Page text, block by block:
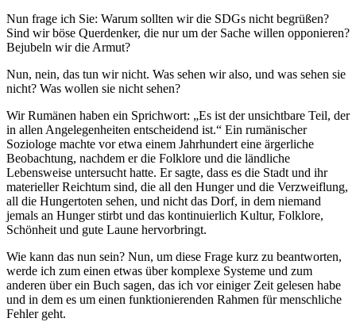
Nun frage ich Sie: Warum sollten wir die SDGs nicht begrüßen?
Sind wir böse Querdenker, die nur um der Sache willen opponieren?
Bejubeln wir die Armut?
Nun, nein, das tun wir nicht. Was sehen wir also, und was sehen sie
nicht? Was wollen sie nicht sehen?
Wir Rumänen haben ein Sprichwort: „Es ist der unsichtbare Teil, der
in allen Angelegenheiten entscheidend ist.“ Ein rumänischer
Soziologe machte vor etwa einem Jahrhundert eine ärgerliche
Beobachtung, nachdem er die Folklore und die ländliche
Lebensweise untersucht hatte. Er sagte, dass es die Stadt und ihr
materieller Reichtum sind, die all den Hunger und die Verzweiflung,
all die Hungertoten sehen, und nicht das Dorf, in dem niemand
jemals an Hunger stirbt und das kontinuierlich Kultur, Folklore,
Schönheit und gute Laune hervorbringt.
Wie kann das nun sein? Nun, um diese Frage kurz zu beantworten,
werde ich zum einen etwas über komplexe Systeme und zum
anderen über ein Buch sagen, das ich vor einiger Zeit gelesen habe
und in dem es um einen funktionierenden Rahmen für menschliche
Fehler geht.